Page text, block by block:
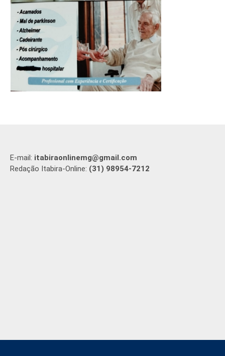
E-mail: itabiraonlinemg@gmail.com
Redação Itabira-Online: (31) 98954-7212